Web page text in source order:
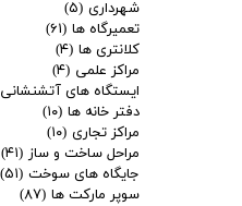
شهرداری (۵)
تعمیرگاه ها (۶۱)
کلانتری ها (۴)
مراکز علمی (۴)
ایستگاه های آتشنشانی
دفتر خانه ها (۱۰)
مراکز تجاری (۱۰)
مراحل ساخت و ساز (۴۱)
جایگاه های سوخت (۵۱)
سوپر مارکت ها (۸۷)